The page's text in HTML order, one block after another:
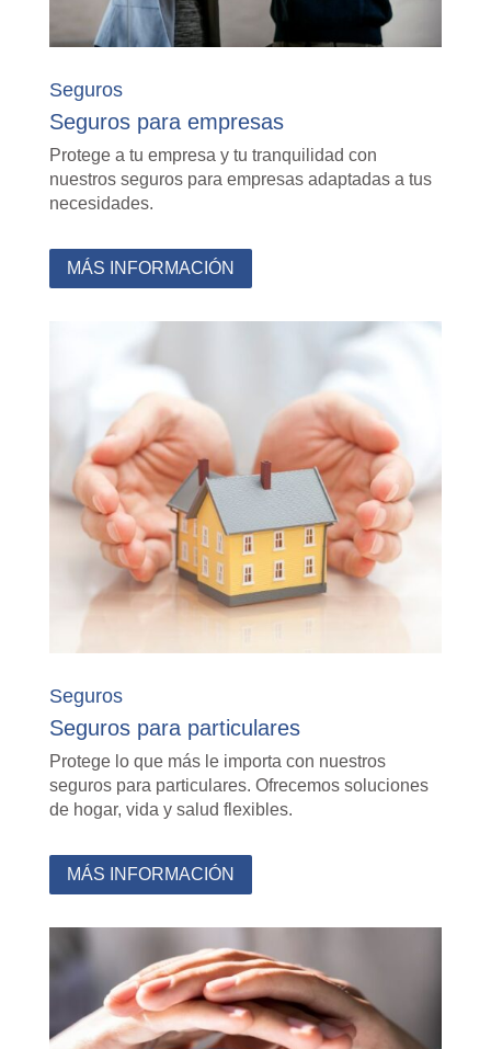
Seguros
Seguros para empresas
Protege a tu empresa y tu tranquilidad con
nuestros seguros para empresas adaptadas a tus
necesidades.
MÁS INFORMACIÓN
Seguros
Seguros para particulares
Protege lo que más le importa con nuestros
seguros para particulares. Ofrecemos soluciones
de hogar, vida y salud flexibles.
MÁS INFORMACIÓN